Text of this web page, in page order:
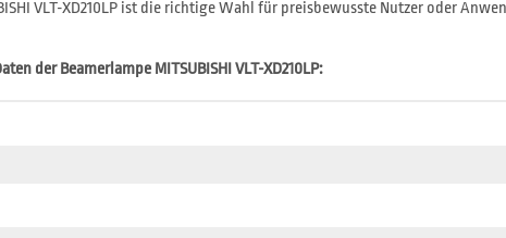
VLT-XD210LP ist die richtige Wahl für preisbewusste Nutzer oder
der Beamerlampe MITSUBISHI VLT-XD210LP: